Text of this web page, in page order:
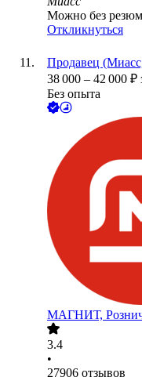
Можно без
Откликнуться
Продавец
38 000 – 42 000 ₽
Без опыта
МАГНИТ,
3.4
•
27906 отзывов